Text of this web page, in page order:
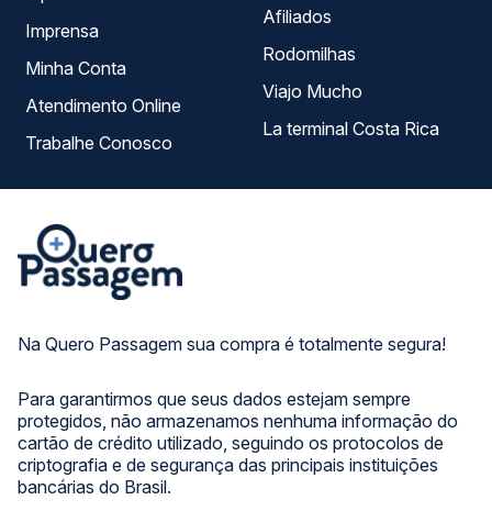
Na Quero Passagem sua compra é totalmente segura!
Para garantirmos que seus dados estejam sempre
protegidos, não armazenamos nenhuma informação do
cartão de crédito utilizado, seguindo os protocolos de
criptografia e de segurança das principais instituições
bancárias do Brasil.
Imprensa
Minha Conta
Atendimento Online
Trabalhe Conosco
Afiliados
Rodomilhas
Viajo Mucho
La terminal Costa Rica